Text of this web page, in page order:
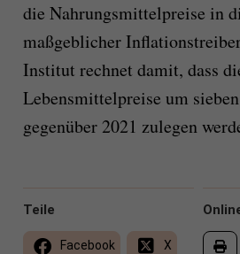
die Nahrungsmittelpreise in
maßgeblicher
Institut rechnet damit, dass
Lebensmittelpreise um
gegenüber 2021 zulegen
Teile
Facebook X